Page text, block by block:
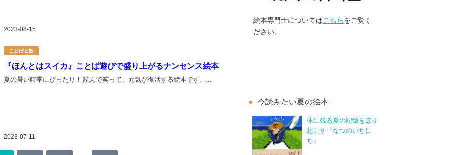
2023-08-15
ことばと数
『ほんとはスイカ』ことば遊びで盛り上がるナンセンス絵本
2023-07-11
夏の暑い時季にぴったり！ 読んで笑って、元気が復活する絵本です。...
絵本専門士については こちら をご覧く
ださい。
今読みたい夏の絵本
体に残る夏の記憶をほり
起こす『なつのいちに
ち』